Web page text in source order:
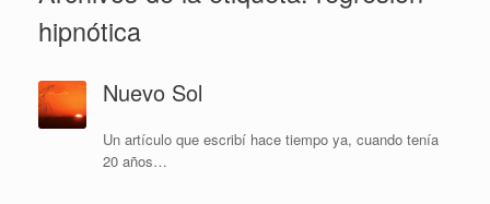
hipnótica
Nuevo Sol
Un artículo que escribí­ hace tiempo ya, cuando tení­a
20 años…